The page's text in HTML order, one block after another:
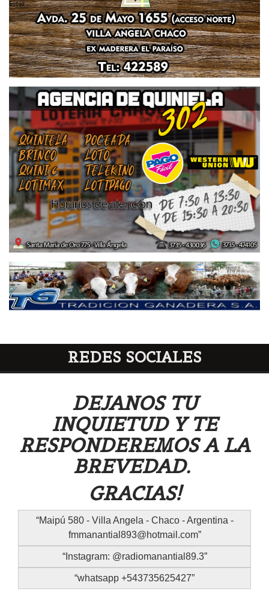
REDES SOCIALES
DEJANOS TU
INQUIETUD Y TE
RESPONDEREMOS A LA
BREVEDAD.
GRACIAS!
Maipú 580 - Villa Angela - Chaco - Argentina -
fmmanantial893@hotmail.com
Instagram: @radiomanantial89.3
whatsapp +543735625427